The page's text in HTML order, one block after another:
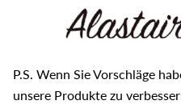
P.S. Wenn Sie Vorschläge
unsere Produkte zu